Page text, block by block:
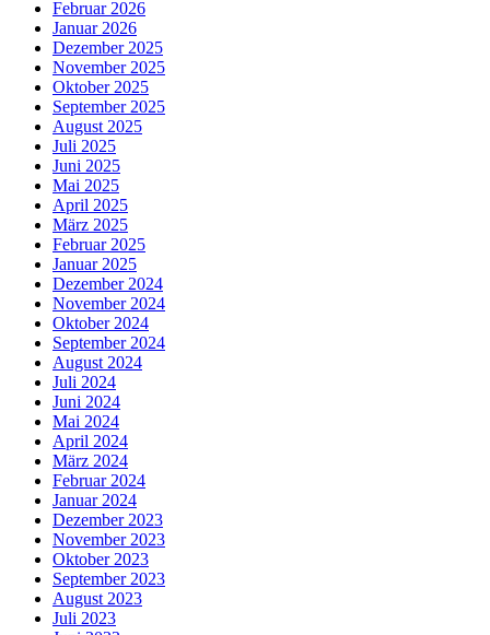
Februar 2026
Januar 2026
Dezember 2025
November 2025
Oktober 2025
September 2025
August 2025
Juli 2025
Juni 2025
Mai 2025
April 2025
März 2025
Februar 2025
Januar 2025
Dezember 2024
November 2024
Oktober 2024
September 2024
August 2024
Juli 2024
Juni 2024
Mai 2024
April 2024
März 2024
Februar 2024
Januar 2024
Dezember 2023
November 2023
Oktober 2023
September 2023
August 2023
Juli 2023